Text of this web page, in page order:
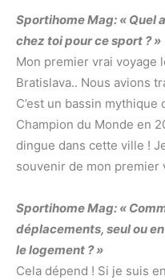
Sportihome Mag: « Quel
chez toi pour ce sport ? »
Mon premier vrai voyage
Bratislava.. Nous avions
C’est un bassin mythique
Champion du Monde en
dingue dans cette ville !
souvenir de mon premier
Sportihome Mag: «
déplacements, seul ou
le logement ? »
Cela dépend ! Si je suis